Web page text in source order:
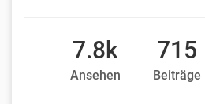
7.8k
Ansehen
715
Beiträge